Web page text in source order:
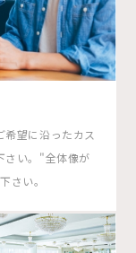
希望に沿ったカス
さい。"全体像が
さい。